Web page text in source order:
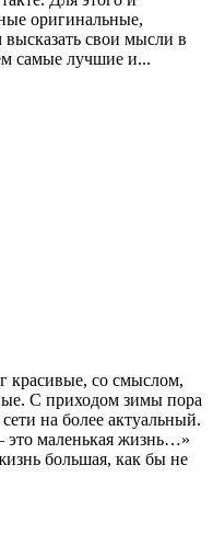
оригинальные,
свои мысли в
самые лучшие и...
красивые, со смыслом,
С приходом зимы пора
на более актуальный.
это маленькая жизнь…»
большая, как бы не